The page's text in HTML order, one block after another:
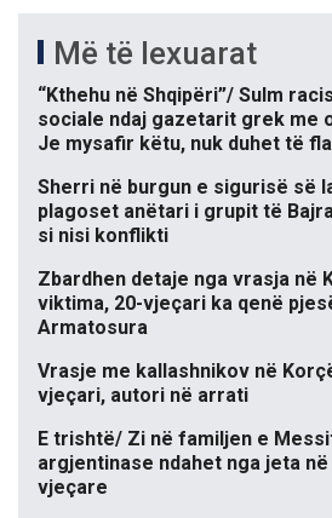
Më të lexuarat
“Kthehu në Shqipëri”/ Sulm
sociale ndaj gazetarit grek me
Je mysafir këtu, nuk duhet të
Sherri në burgun e sigurisë së
plagoset anëtari i grupit të
si nisi konflikti
Zbardhen detaje nga vrasja në
viktima, 20-vjeçari ka qenë
Armatosura
Vrasje me kallashnikov në
vjeçari, autori në arrati
E trishtë/ Zi në familjen e
argjentinase ndahet nga jeta
vjeçare